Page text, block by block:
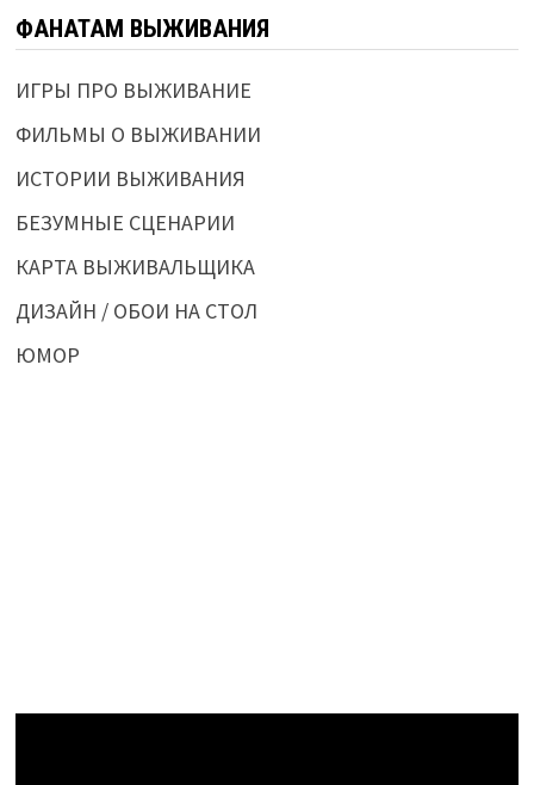
ФАНАТАМ ВЫЖИВАНИЯ
ИГРЫ ПРО ВЫЖИВАНИЕ
ФИЛЬМЫ О ВЫЖИВАНИИ
ИСТОРИИ ВЫЖИВАНИЯ
БЕЗУМНЫЕ СЦЕНАРИИ
КАРТА ВЫЖИВАЛЬЩИКА
ДИЗАЙН / ОБОИ НА СТОЛ
ЮМОР